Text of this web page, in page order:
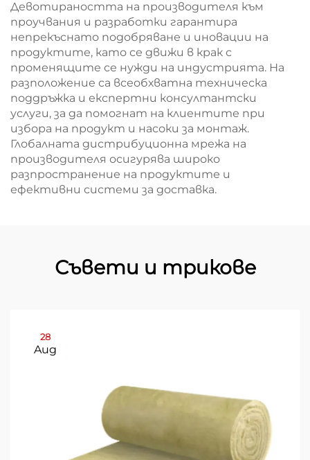
Девотираността на производителя към
проучвания и разработки гарантира
непрекъснато подобряване и иновации на
продуктите, като се движи в крак с
променящите се нужди на индустрията. На
разположение са всеобхватна техническа
поддръжка и експертни консултантски
услуги, за да помогнат на клиентите при
избора на продукт и насоки за монтаж.
Глобалната дистрибуционна мрежа на
производителя осигурява широко
разпространение на продуктите и
ефективни системи за доставка.
Съвети и трикове
28
Aug